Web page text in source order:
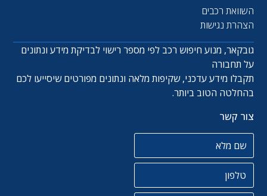
השוואת רכבים
הצהרת נגישות
גובקאר, מנוע חיפוש רכב לפי מספר רישוי לבדיקת מידע ונתונים
על תחבורה
תקבלו מידע עדכני, שקיפות מלאה ונתונים מפורטים שיסייעו לכם
בהחלטה הטוב ביותר.
צור קשר
טלפון